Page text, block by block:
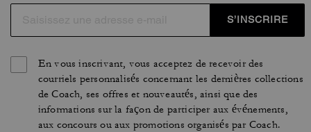
S’INSCRIRE
En vous inscrivant, vous acceptez de recevoir des
courriels personnalisés concernant les dernières collections
de Coach, ses offres et nouveautés, ainsi que des
informations sur la façon de participer aux événements,
aux concours ou aux promotions organisés par Coach.